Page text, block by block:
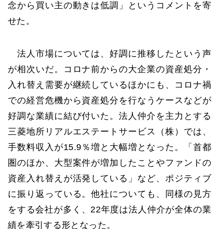
念から買い主の動きは低調」というコメントを寄
せた。
法人市場については、好調に推移したという声
が相次いだ。コロナ前からの大企業の資産処分・
入れ替え需要が継続しているほかにも、コロナ禍
での経営危機から資産処分を行なうケースなどが
好調な業績に結び付いた。法人仲介を主力とする
三菱地所リアルエステートサービス（株）では、
手数料収入が15.9％増と大幅増となった。「首都
圏のほか、大型案件が増加したことやファンドの
資産入れ替えが活発している」など、ポジティブ
に振り返っている。他社についても、同様の見方
をする会社が多く、22年度は法人仲介が全体の業
績を牽引する形となった。